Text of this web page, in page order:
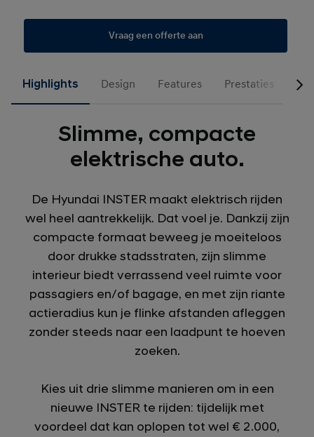
Vraag een offerte aan
Highlights Design Features Prestaties
Slimme, compacte
elektrische auto.
De Hyundai INSTER maakt elektrisch rijden
wel heel aantrekkelijk. Dat voel je. Dankzij zijn
compacte formaat beweeg je moeiteloos
door drukke stadsstraten, zijn slimme
interieur biedt verrassend veel ruimte voor
passagiers en/of bagage, en met zijn riante
actieradius kun je flinke afstanden afleggen
zonder steeds naar een laadpunt te hoeven
zoeken.
Kies uit drie slimme manieren om in een
nieuwe INSTER te rijden: tijdelijk met
voordeel dat kan oplopen tot wel € 2.000,